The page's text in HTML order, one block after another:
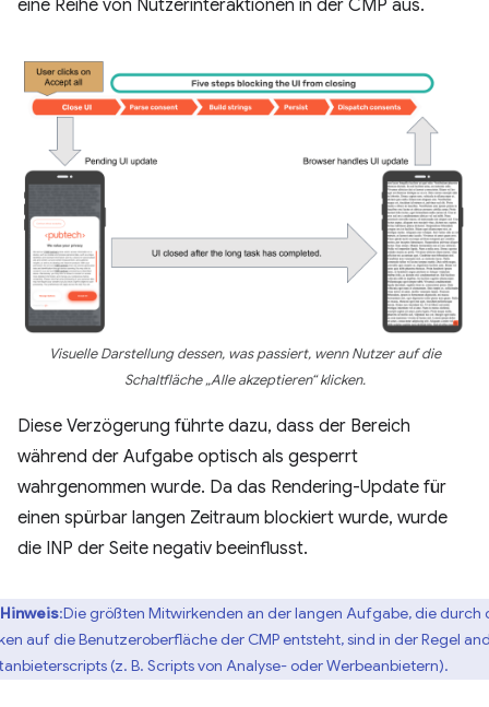
eine Reihe von Nutzerinteraktionen in der CMP aus.
Visuelle Darstellung dessen, was passiert, wenn Nutzer auf die
Schaltfläche „Alle akzeptieren“ klicken.
Diese Verzögerung führte dazu, dass der Bereich
während der Aufgabe optisch als gesperrt
wahrgenommen wurde. Da das Rendering-Update für
einen spürbar langen Zeitraum blockiert wurde, wurde
die INP der Seite negativ beeinflusst.
Hinweis:Die größten Mitwirkenden an der langen Aufgabe, die durch
auf die Benutzeroberfläche der CMP entsteht, sind in der Regel
(z. B. Scripts von Analyse- oder Werbeanbietern).